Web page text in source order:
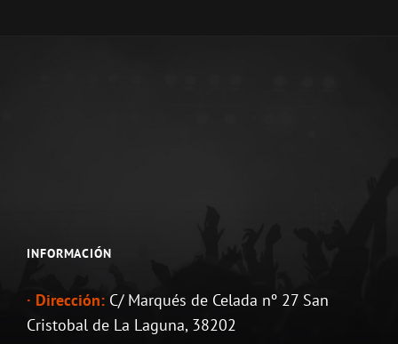
INFORMACIÓN
· Dirección: C/ Marqués de Celada nº 27 San
Cristobal de La Laguna, 38202